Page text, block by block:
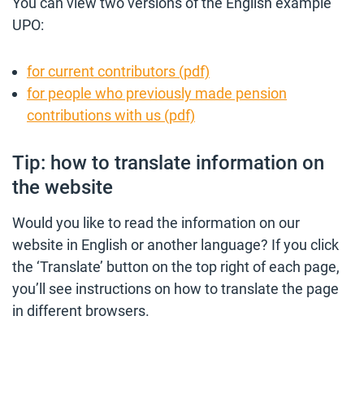
UPO:
for current contributors (pdf)
for people who previously made pension
contributions with us (pdf)
Tip: how to translate information on
the website
Would you like to read the information on our
website in English or another language? If you click
the ‘Translate’ button on the top right of each page,
you’ll see instructions on how to translate the page
in different browsers.